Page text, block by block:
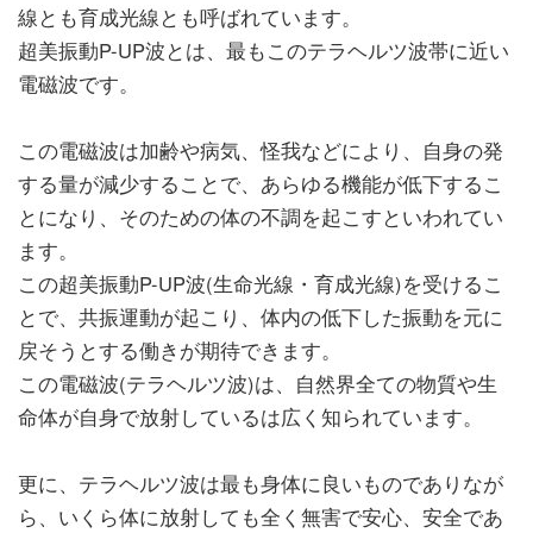
線とも育成光線とも呼ばれています。
超美振動P-UP波とは、最もこのテラヘルツ波帯に近い
電磁波です。
この電磁波は加齢や病気、怪我などにより、自身の発
する量が減少することで、あらゆる機能が低下するこ
とになり、そのための体の不調を起こすといわれてい
ます。
この超美振動P-UP波(生命光線・育成光線)を受けるこ
とで、共振運動が起こり、体内の低下した振動を元に
戻そうとする働きが期待できます。
この電磁波(テラヘルツ波)は、自然界全ての物質や生
命体が自身で放射しているは広く知られています。
更に、テラヘルツ波は最も身体に良いものでありなが
ら、いくら体に放射しても全く無害で安心、安全であ